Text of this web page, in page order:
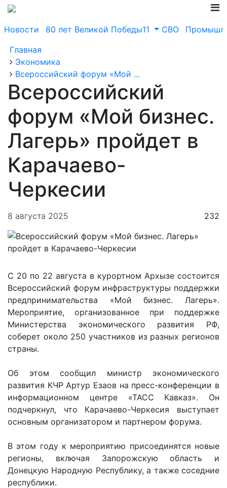
Новости 80 лет Великой Победы11 СВО
Главная
Экономика
Всероссийский форум «Мой ...
Всероссийский
форум «Мой бизнес.
Лагерь» пройдет в
Карачаево-
Черкесии
8 августа 2025 232
С 20 по 22 августа в курортном Архызе состоится
Всероссийский форум инфраструктуры поддержки
предпринимательства «Мой бизнес. Лагерь».
Мероприятие, организованное при поддержке
Министерства экономического развития РФ,
соберет около 250 участников из разных регионов
страны.
Об этом сообщил министр экономического
развития КЧР Артур Езаов на пресс-конференции в
информационном центре «ТАСС Кавказ». Он
подчеркнул, что Карачаево-Черкесия выступает
основным организатором и партнером форума.
В этом году к мероприятию присоединятся новые
регионы, включая Запорожскую область и
Донецкую Народную Республику, а также соседние
республики.